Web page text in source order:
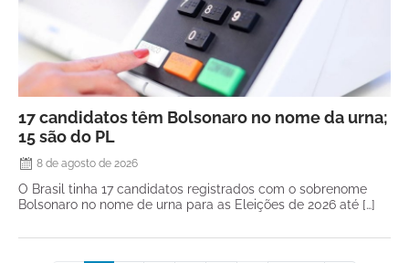
17 candidatos têm Bolsonaro no nome da urna;
15 são do PL
8 de agosto de 2026
O Brasil tinha 17 candidatos registrados com o sobrenome
Bolsonaro no nome de urna para as Eleições de 2026 até […]